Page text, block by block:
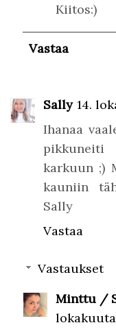
Kiitos:)
Vastaa
Sally 14.
Ihanaa
karkuun ;)
kauniin
Sally
Vastaa
Vastaukset
Minttu /
lokakuuta